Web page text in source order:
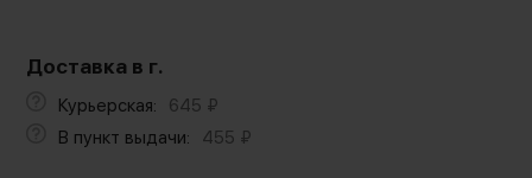
Доставка в г.
Курьерская: 645 ₽
В пункт выдачи:
455 ₽